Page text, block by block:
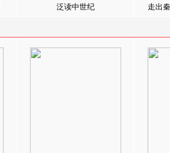
泛读中世纪 走出